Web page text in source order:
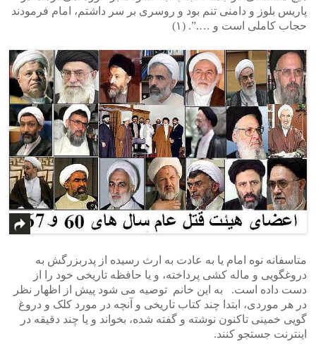
پاریس بلوز و دامنی تنم بود و روسری بر سر داشتم، امام فرمودند
حجاب کاملی است و ….”. (۱)
متاسفانه نوه امام یا به عادت به ارث رسیده از پدربزرگش به
دروغگویی و ماله کشی پرداخته، و یا حافظه تاریخی خود را از
دست داده است. به این خانم توصیه می شود پیش از اظهار نظر
در هر موردی، ابتدا چند کتاب تاریخی و آنچه در مورد کلک و دروغ
گویی خمینی تاکنون نوشته و گفته شده، بخواند و یا چند دقیقه در
اینترنت جستجو کنند.